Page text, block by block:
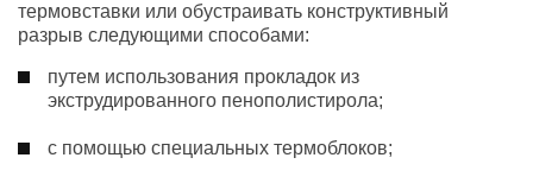
термовставки или обустраивать конструктивный
разрыв следующими способами:
путем использования прокладок из
экструдированного пенополистирола;
с помощью специальных термоблоков;